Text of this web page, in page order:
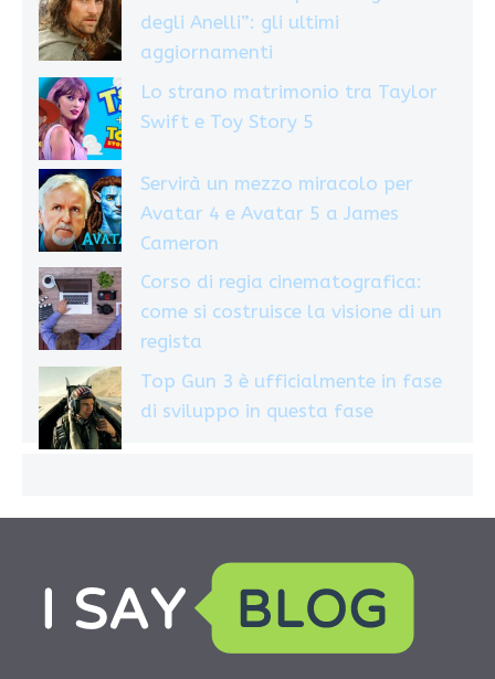
degli Anelli”: gli ultimi
aggiornamenti
Lo strano matrimonio tra Taylor
Swift e Toy Story 5
Servirà un mezzo miracolo per
Avatar 4 e Avatar 5 a James
Cameron
Corso di regia cinematografica:
come si costruisce la visione di un
regista
Top Gun 3 è ufficialmente in fase
di sviluppo in questa fase